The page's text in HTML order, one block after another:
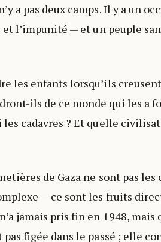
a pas deux camps. Il y a un
et l’impunité — et un peuple
les enfants lorsqu’ils
ils de ce monde qui les a
cadavres ? Et quelle
de Gaza ne sont pas les
— ce sont les fruits
jamais pris fin en 1948,
pas figée dans le passé ; elle